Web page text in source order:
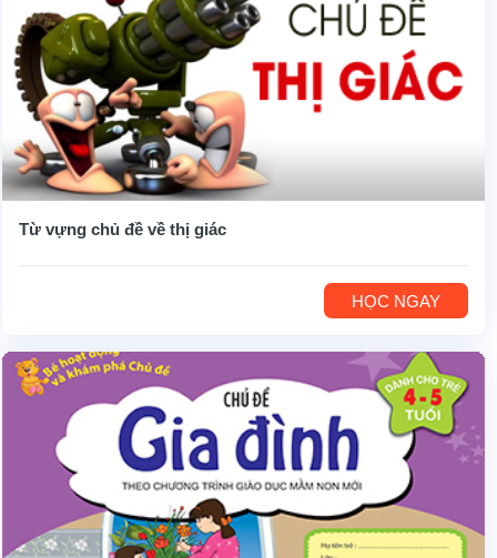
Từ vựng chủ đề về thị giác
HỌC NGAY